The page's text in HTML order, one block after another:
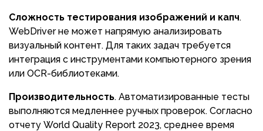
Сложность тестирования изображений и капч.
WebDriver не может напрямую анализировать
визуальный контент. Для таких задач требуется
интеграция с инструментами компьютерного зрения
или OCR-библиотеками.
Производительность. Автоматизированные тесты
выполняются медленнее ручных проверок. Согласно
отчету World Quality Report 2023, среднее время